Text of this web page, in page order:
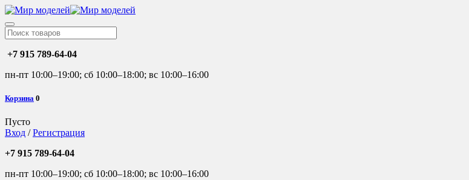
+7 915 789-64-04
пн-пт 10:00–19:00; сб 10:00–18:00; вс 10:00–16:00
Корзина 0
Пусто
Вход /Регистрация
+7 915 789-64-04
пн-пт 10:00–19:00; сб 10:00–18:00; вс 10:00–16:00